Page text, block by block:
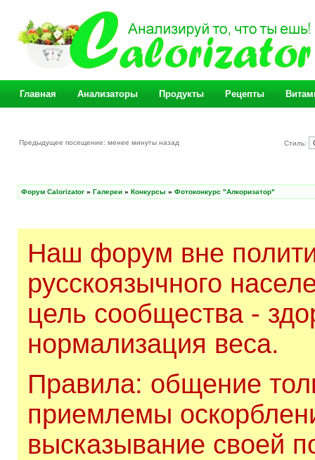
Главная Анализаторы Продукты Рецепты
Предыдущее посещение: менее минуты назад Стиль:
Форум Calorizator » Галереи » Конкурсы » Фотоконкурс "Алкоризатор"
Наш форум вне
русскоязычного
цель сообщества -
нормализация веса.
Правила: общение
приемлемы
высказывание своей